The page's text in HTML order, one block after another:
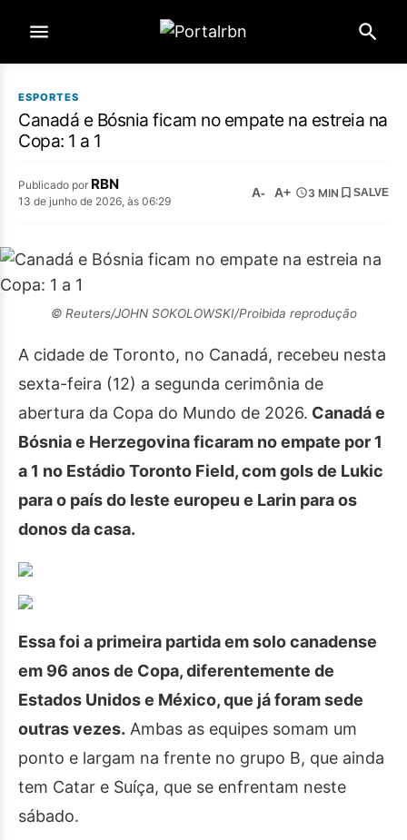
ESPORTES
Canadá e Bósnia ficam no empate na estreia na
Copa: 1 a 1
Publicado por RBN
13 de junho de 2026, às 06:29
A- A+ 3 MIN SALVE
© Reuters/JOHN SOKOLOWSKI/Proibida reprodução
A cidade de Toronto, no Canadá, recebeu nesta
sexta-feira (12) a segunda cerimônia de
abertura da Copa do Mundo de 2026. Canadá e
Bósnia e Herzegovina ficaram no empate por 1
a 1 no Estádio Toronto Field, com gols de Lukic
para o país do leste europeu e Larin para os
donos da casa.
Essa foi a primeira partida em solo canadense
em 96 anos de Copa, diferentemente de
Estados Unidos e México, que já foram sede
outras vezes. Ambas as equipes somam um
ponto e largam na frente no grupo B, que ainda
tem Catar e Suíça, que se enfrentam neste
sábado.